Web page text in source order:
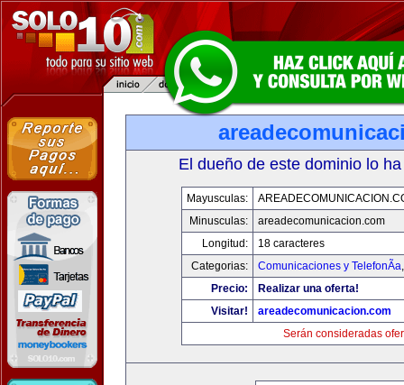
El dueño de este dominio lo
Mayusculas:
Minusculas:
areadecomunicacion.com
Longitud:
18 caracteres
Categorias:
Comunicaciones y TelefonÃ­a
Precio:
Realizar una oferta!
Visitar!
areadecomunicacion.com
Serán consideradas